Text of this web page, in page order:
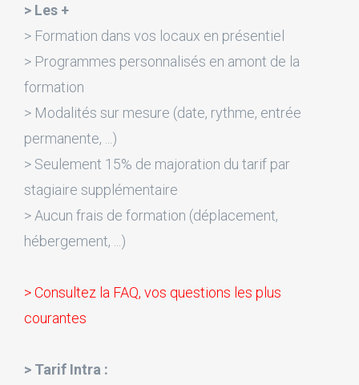
> Les +
> Formation dans vos locaux en présentiel
> Programmes personnalisés en amont de la
formation
> Modalités sur mesure (date, rythme, entrée
permanente, ...)
> Seulement 15% de majoration du tarif par
stagiaire supplémentaire
> Aucun frais de formation (déplacement,
hébergement, ...)
> Consultez la FAQ, vos questions les plus
courantes
> Tarif Intra :